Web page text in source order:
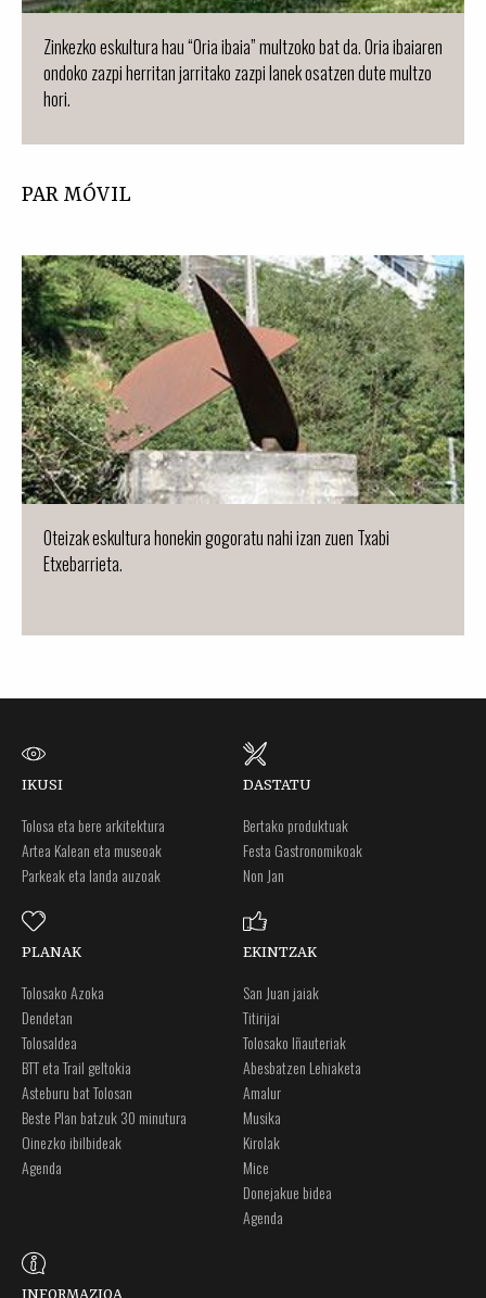
Zinkezko eskultura hau “Oria ibaia” multzoko bat da. Oria ibaiaren
ondoko zazpi herritan jarritako zazpi lanek osatzen dute multzo
hori.
PAR MÓVIL
Oteizak eskultura honekin gogoratu nahi izan zuen Txabi
Etxebarrieta.
IKUSI
Tolosa eta bere arkitektura
Artea Kalean eta museoak
Parkeak eta landa auzoak
DASTATU
Bertako produktuak
Festa Gastronomikoak
Non Jan
PLANAK
Tolosako Azoka
Dendetan
Tolosaldea
BTT eta Trail geltokia
Asteburu bat Tolosan
Beste Plan batzuk 30 minutura
Oinezko ibilbideak
Agenda
EKINTZAK
San Juan jaiak
Titirijai
Tolosako Iñauteriak
Abesbatzen Lehiaketa
Amalur
Musika
Kirolak
Mice
Donejakue bidea
Agenda